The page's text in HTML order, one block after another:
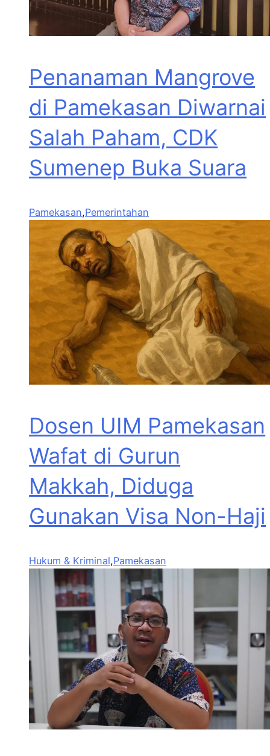
Penanaman Mangrove
di Pamekasan Diwarnai
Salah Paham, CDK
Sumenep Buka Suara
Pamekasan,Pemerintahan
Dosen UIM Pamekasan
Wafat di Gurun
Makkah, Diduga
Gunakan Visa Non-Haji
Hukum & Kriminal,Pamekasan